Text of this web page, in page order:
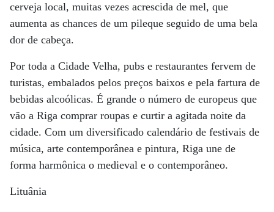
cerveja local, muitas vezes acrescida de mel, que
aumenta as chances de um pileque seguido de uma bela
dor de cabeça.
Por toda a Cidade Velha, pubs e restaurantes fervem de
turistas, embalados pelos preços baixos e pela fartura de
bebidas alcoólicas. É grande o número de europeus que
vão a Riga comprar roupas e curtir a agitada noite da
cidade. Com um diversificado calendário de festivais de
música, arte contemporânea e pintura, Riga une de
forma harmônica o medieval e o contemporâneo.
Lituânia